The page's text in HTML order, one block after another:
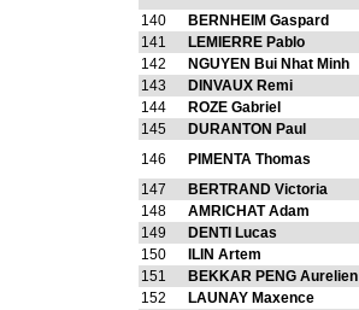
140
BERNHEIM Gaspard
141
LEMIERRE Pablo
142
NGUYEN Bui Nhat Minh
143
DINVAUX Remi
144
ROZE Gabriel
145
DURANTON Paul
146
PIMENTA Thomas
147
BERTRAND Victoria
148
AMRICHAT Adam
149
DENTI Lucas
150
ILIN Artem
151
BEKKAR PENG Aurelien
152
LAUNAY Maxence